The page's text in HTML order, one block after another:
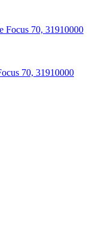
70, 31910000